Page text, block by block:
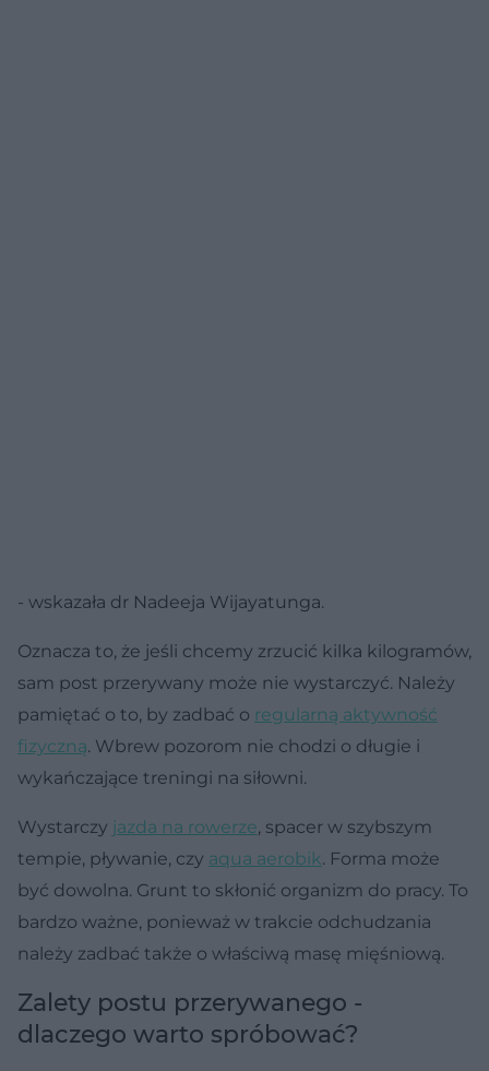
- wskazała dr Nadeeja Wijayatunga.
Oznacza to, że jeśli chcemy zrzucić kilka kilogramów,
sam post przerywany może nie wystarczyć. Należy
pamiętać o to, by zadbać o regularną aktywność
fizyczną. Wbrew pozorom nie chodzi o długie i
wykańczające treningi na siłowni.
Wystarczy jazda na rowerze, spacer w szybszym
tempie, pływanie, czy aqua aerobik. Forma może
być dowolna. Grunt to skłonić organizm do pracy. To
bardzo ważne, ponieważ w trakcie odchudzania
należy zadbać także o właściwą masę mięśniową.
Zalety postu przerywanego -
dlaczego warto spróbować?